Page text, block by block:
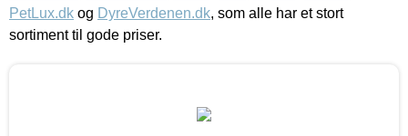
PetLux.dk og DyreVerdenen.dk, som alle har et stort
sortiment til gode priser.